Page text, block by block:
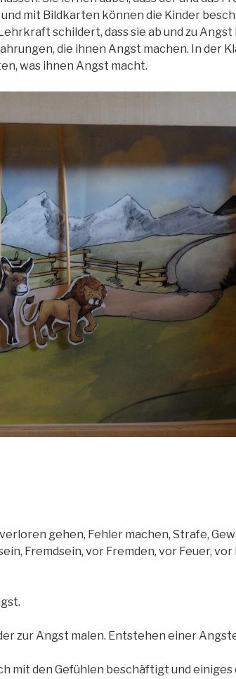
mit Bildkarten können die Kinder
schildert, dass sie ab und zu Angst
die ihnen Angst machen. In der
was ihnen Angst macht.
gehen, Fehler machen, Strafe,
Fremdsein, vor Fremden, vor Feuer,
zur Angst malen. Entstehen einer
mit den Gefühlen beschäftigt und einiges